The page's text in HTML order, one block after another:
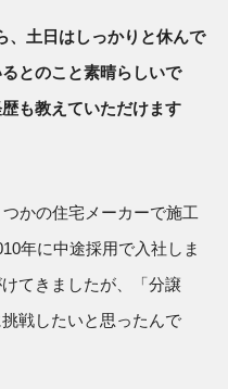
土日はしっかりと休んで
とのこと素晴らしいで
も教えていただけます
かの住宅メーカーで施工
年に中途採用で入社しま
てきましたが、「分譲
戦したいと思ったんで